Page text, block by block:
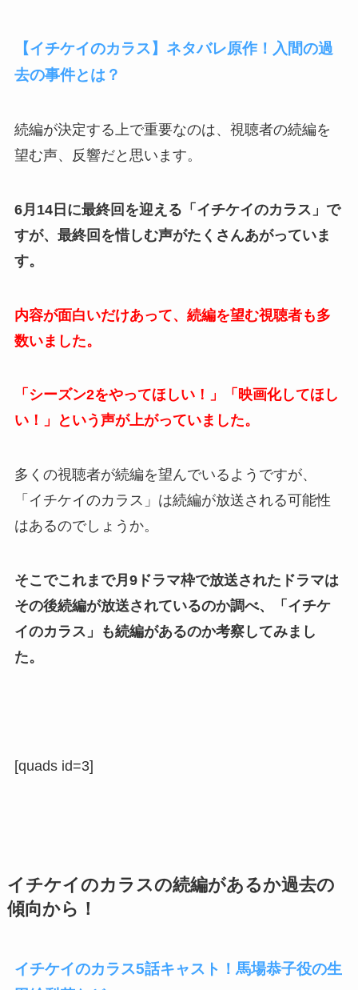
【イチケイのカラス】ネタバレ原作！入間の過
去の事件とは？
続編が決定する上で重要なのは、視聴者の続編を
望む声、反響だと思います。
6月14日に最終回を迎える「イチケイのカラス」で
すが、最終回を惜しむ声がたくさんあがっていま
す。
内容が面白いだけあって、続編を望む視聴者も多
数いました。
「シーズン2をやってほしい！」「映画化してほし
い！」という声が上がっていました。
多くの視聴者が続編を望んでいるようですが、
「イチケイのカラス」は続編が放送される可能性
はあるのでしょうか。
そこでこれまで月9ドラマ枠で放送されたドラマは
その後続編が放送されているのか調べ、「イチケ
イのカラス」も続編があるのか考察してみまし
た。
[quads id=3]
イチケイのカラスの続編があるか過去の
傾向から！
イチケイのカラス5話キャスト！馬場恭子役の生